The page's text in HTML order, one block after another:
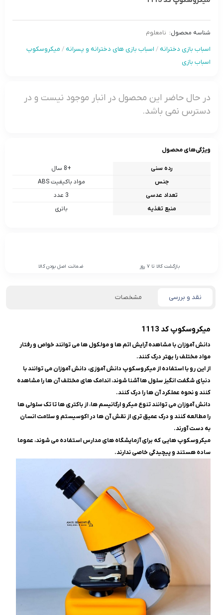
شناسه محصول: نامعلوم
اسباب بازی دخترانه / اسباب بازی های دخترانه و پسرانه / میکروسکوپ
اسباب بازی
در حال حاضر این محصول در انبار موجود نیست و در
دسترس نمی باشد.
ویژگی‌های محصول
رده سنی
+8 سال
جنس
مواد باکیفیت ABS
تعداد عدسی
3 عدد
منبع تغذیه
باتری
بازگشت کالا تا 7 روز ضمانت اصل بودن کالا
نقد و بررسی مشخصات
میکروسکوپ کد 1113
دانش آموزان با مشاهده آرایش اتم ها و مولکول ها می توانند خواص و رفتار
مواد مختلف را بهتر درک کنند.
از این رو با استفاده از میکروسکوپ دانش ‌آموزی، دانش ‌آموزان می ‌توانند با
دنیای شگفت ‌انگیز سلول ‌ها آشنا شوند، اندامک ‌های مختلف آن ‌ها را مشاهده
کنند و نحوه عملکرد آن ها را درک کنند.
دانش آموزان می توانند تنوع میکرو ارگانیسم ها، از باکتری ها تا تک سلولی ها
را مطالعه کنند و درک عمیق تری از نقش آن ها در اکوسیستم و سلامت انسان
به دست آورند.
میکروسکوپ هایی که برای آزمایشگاه های مدارس استفاده می شوند، عموما
ساده هستند و پیچیدگی خاصی ندارند.